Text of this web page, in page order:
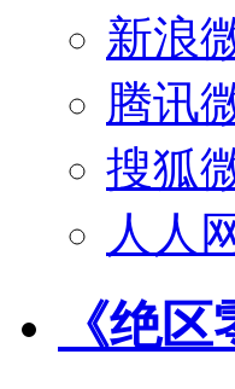
新浪
腾讯
搜狐
人人
《绝